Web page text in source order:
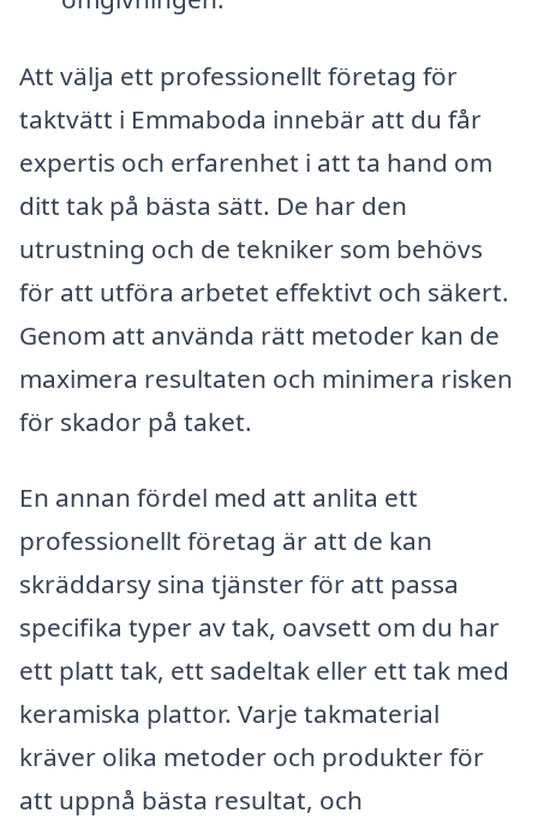
Att välja ett professionellt företag för
taktvätt i Emmaboda innebär att du får
expertis och erfarenhet i att ta hand om
ditt tak på bästa sätt. De har den
utrustning och de tekniker som behövs
för att utföra arbetet effektivt och säkert.
Genom att använda rätt metoder kan de
maximera resultaten och minimera risken
för skador på taket.
En annan fördel med att anlita ett
professionellt företag är att de kan
skräddarsy sina tjänster för att passa
specifika typer av tak, oavsett om du har
ett platt tak, ett sadeltak eller ett tak med
keramiska plattor. Varje takmaterial
kräver olika metoder och produkter för
att uppnå bästa resultat, och